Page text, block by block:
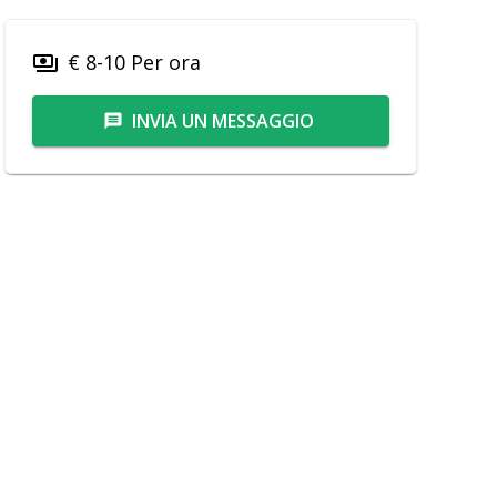
payments € 8-10 Per ora
message INVIA UN MESSAGGIO